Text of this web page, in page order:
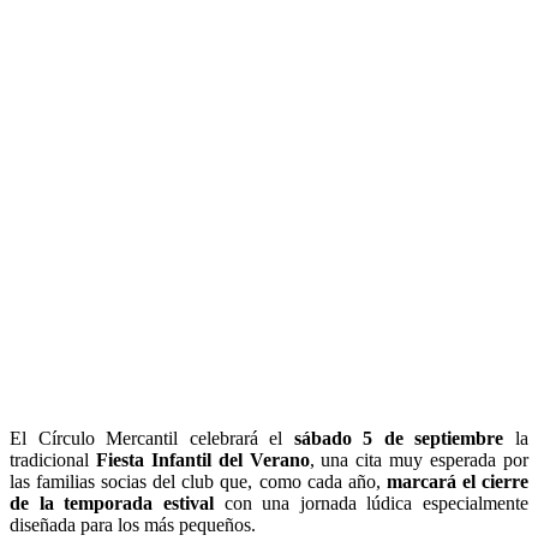
El Círculo Mercantil celebrará el sábado 5 de septiembre la
tradicional Fiesta Infantil del Verano, una cita muy esperada por
las familias socias del club que, como cada año, marcará el cierre
de la temporada estivalcon una jornada lúdica especialmente
diseñada para los más pequeños.